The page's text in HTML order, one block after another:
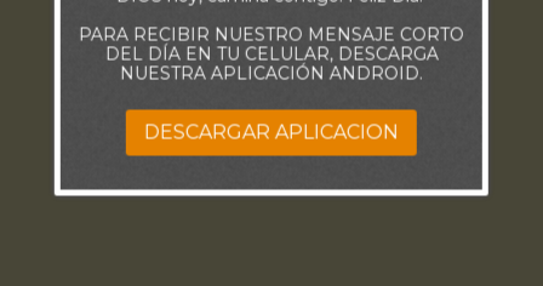
PARA RECIBIR NUESTRO MENSAJE CORTO
DEL DÍA EN TU CELULAR, DESCARGA
NUESTRA APLICACIÓN ANDROID.
DESCARGAR APLICACION